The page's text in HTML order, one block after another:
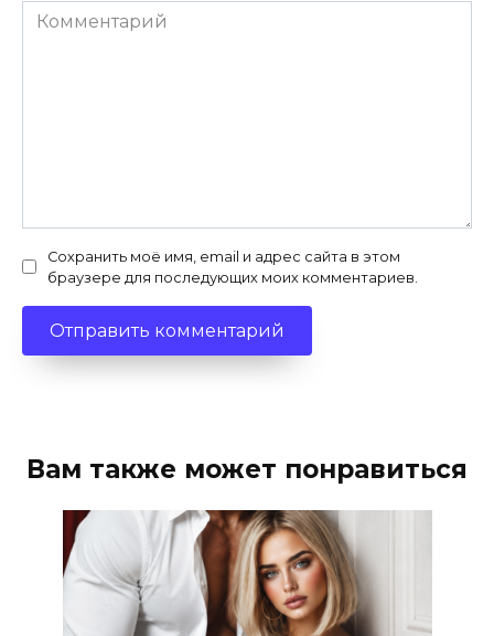
Комментарий
Сохранить моё имя, email и адрес сайта в этом
браузере для последующих моих комментариев.
Вам также может понравиться